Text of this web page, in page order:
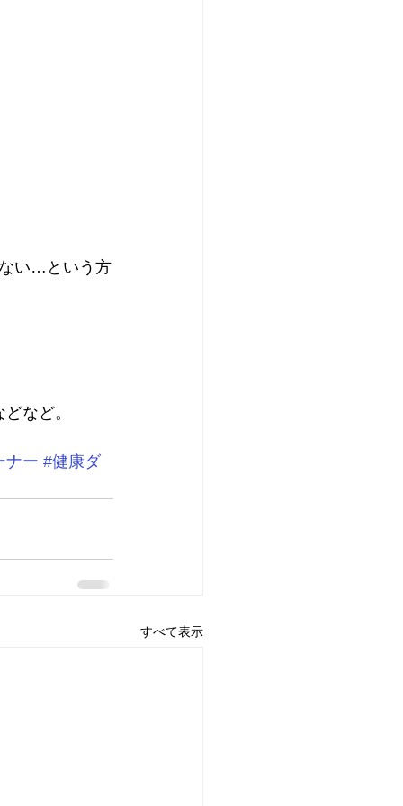
い…という方
など。
ナー #健康ダ
すべて表示